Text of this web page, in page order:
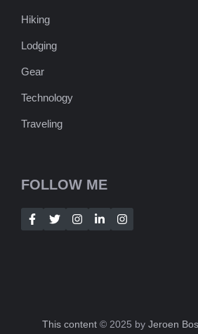
Hiking
Lodging
Gear
Technology
Traveling
FOLLOW ME
This content © 2025 by Jeroen